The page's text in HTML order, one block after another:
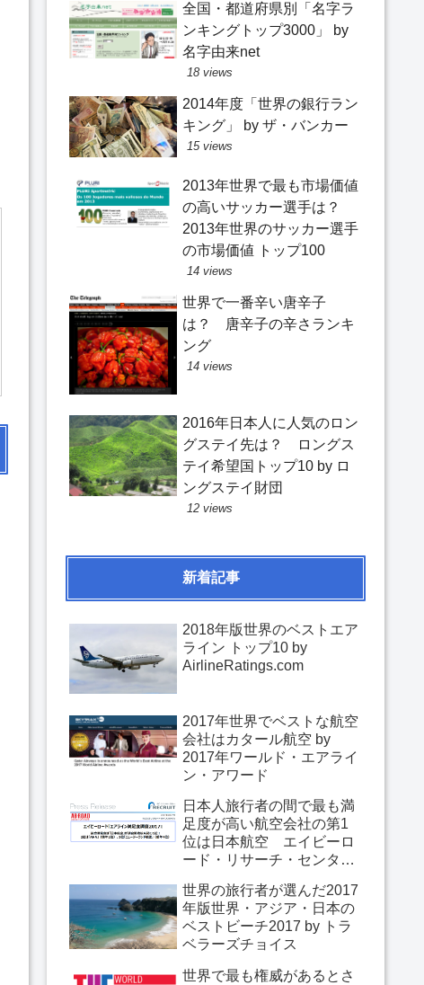
全国・都道府県別「名字ラ
ンキングトップ3000」 by
名字由来net
18 views
2014年度「世界の銀行ラン
キング」 by ザ・バンカー
15 views
2013年世界で最も市場価値
の高いサッカー選手は？
2013年世界のサッカー選手
の市場価値 トップ100
14 views
世界で一番辛い唐辛子
は？ 唐辛子の辛さランキ
ング
14 views
2016年日本人に人気のロン
グステイ先は？ ロングス
テイ希望国トップ10 by ロ
ングステイ財団
12 views
新着記事
2018年版世界のベストエア
ライン トップ10 by
AirlineRatings.com
2017年世界でベストな航空
会社はカタール航空 by
2017年ワールド・エアライ
ン・アワード
日本人旅行者の間で最も満
足度が高い航空会社の第1
位は日本航空 エイビーロ
ード・リサーチ・センター
2017」
世界の旅行者が選んだ2017
年版世界・アジア・日本の
ベストビーチ2017 by トラ
ベラーズチョイス
世界で最も権威があるとさ